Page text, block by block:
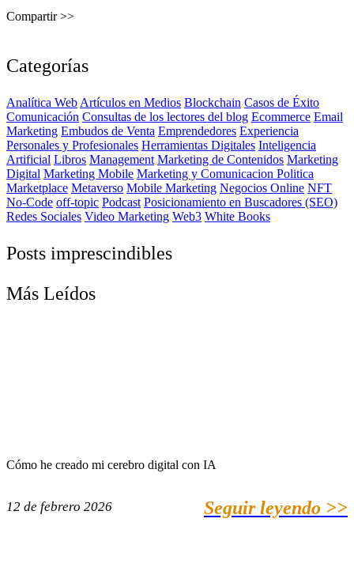
Compartir >>
Categorías
Analítica Web Artículos en Medios Blockchain Casos de Éxito
Comunicación Consultas de los lectores del blog Ecommerce Email
Marketing Embudos de Venta Emprendedores Experiencia
Personales y Profesionales Herramientas Digitales Inteligencia
Artificial Libros Management Marketing de Contenidos Marketing
Digital Marketing Mobile Marketing y Comunicacion Politica
Marketplace Metaverso Mobile Marketing Negocios Online NFT
No-Code off-topic Podcast Posicionamiento en Buscadores (SEO)
Redes Sociales Video Marketing Web3 White Books
Posts imprescindibles
Más Leídos
Cómo he creado mi cerebro digital con IA
12 de febrero 2026 Seguir leyendo >>